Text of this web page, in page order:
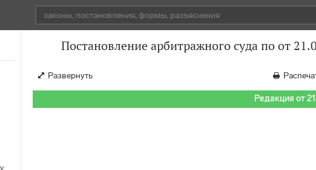
Постановление арбитражного суда по от
Развернуть
Редакция от